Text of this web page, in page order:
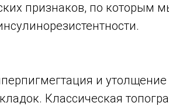
признаков, по которым
и
Классическая